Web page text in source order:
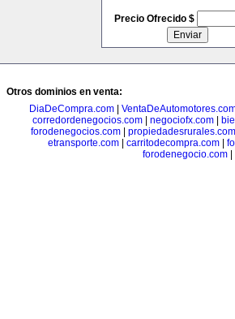
Precio Ofrecido $
Otros dominios en venta:
DiaDeCompra.com|
corredordenegocios.com
negociofx.com
forodenegocios.com
propiedadesrurales.com
etransporte.com
carritodecompra.com
forodenegocio.com|